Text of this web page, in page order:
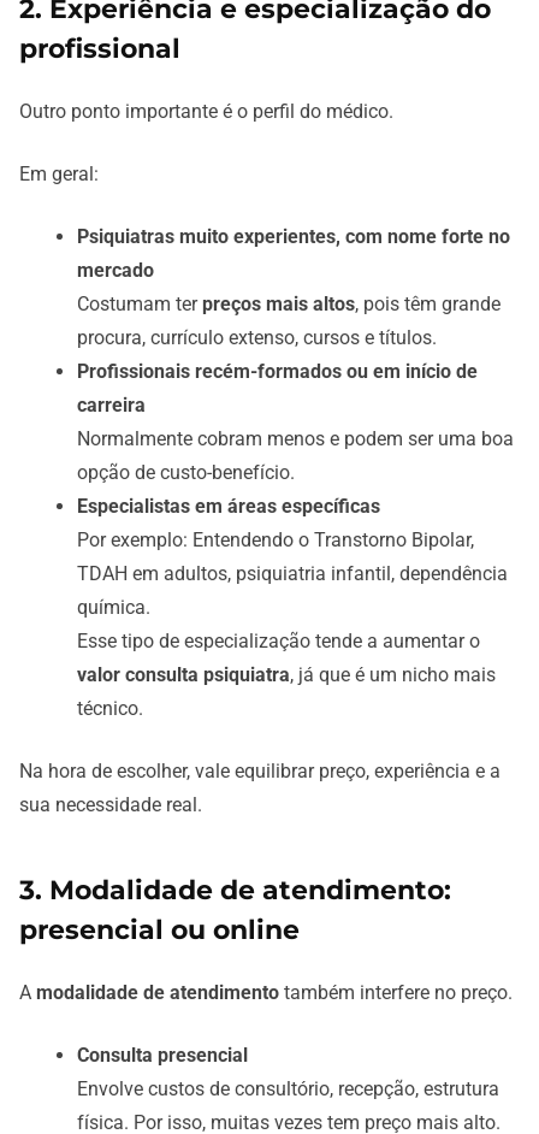
2. Experiência e especialização do
profissional
Outro ponto importante é o perfil do médico.
Em geral:
Psiquiatras muito experientes, com nome forte no
mercado
Costumam terpreços mais altos, pois têm grande
procura, currículo extenso, cursos e títulos.
Profissionais recém-formados ou em início de
carreira
Normalmente cobram menos e podem ser uma boa
opção de custo-benefício.
Especialistas em áreas específicas
Por exemplo: Entendendo o Transtorno Bipolar,
TDAH em adultos, psiquiatria infantil, dependência
química.
Esse tipo de especialização tende a aumentar o
valor consulta psiquiatra, já que é um nicho mais
técnico.
Na hora de escolher, vale equilibrar preço, experiência e a
sua necessidade real.
3. Modalidade de atendimento:
presencial ou online
A modalidade de atendimento também interfere no preço.
Consulta presencial
Envolve custos de consultório, recepção, estrutura
física. Por isso, muitas vezes tem preço mais alto.